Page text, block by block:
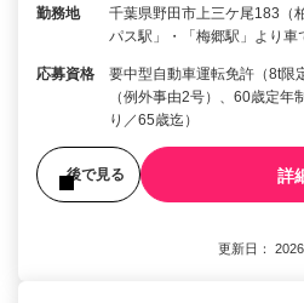
勤務地
千葉県野田市上三ケ尾183（
パス駅」・「梅郷駅」より車
応募資格
要中型自動車運転免許（8t限
（例外事由2号）、60歳定
り／65歳迄）
後で見る 詳
更新日：